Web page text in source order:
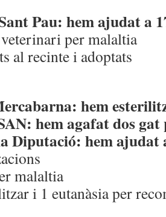
Pau: hem ajudat a
per malaltia
al recinte i adoptats
hem
hem agafat dos
Diputació: hem ajudat
malaltia
i 1 eutanàsia per